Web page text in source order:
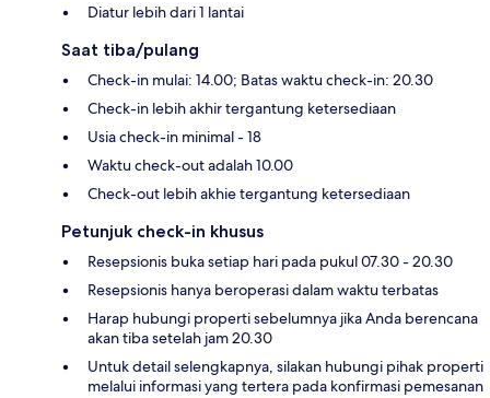
Diatur lebih dari 1 lantai
Saat tiba/pulang
Check-in mulai: 14.00; Batas waktu check-in: 20.30
Check-in lebih akhir tergantung ketersediaan
Usia check-in minimal - 18
Waktu check-out adalah 10.00
Check-out lebih akhie tergantung ketersediaan
Petunjuk check-in khusus
Resepsionis buka setiap hari pada pukul 07.30 - 20.30
Resepsionis hanya beroperasi dalam waktu terbatas
Harap hubungi properti sebelumnya jika Anda berencana
akan tiba setelah jam 20.30
Untuk detail selengkapnya, silakan hubungi pihak properti
melalui informasi yang tertera pada konfirmasi pemesanan